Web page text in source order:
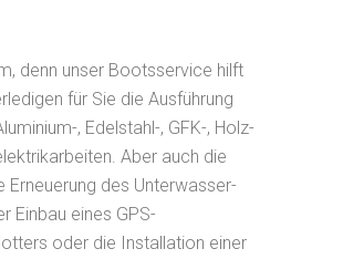
denn unser Bootsservice hilft
für Sie die Ausführung
, Edelstahl-, GFK-, Holz-
Aber auch die
Erneuerung des Unterwasser-
Einbau eines GPS-
oder die Installation einer